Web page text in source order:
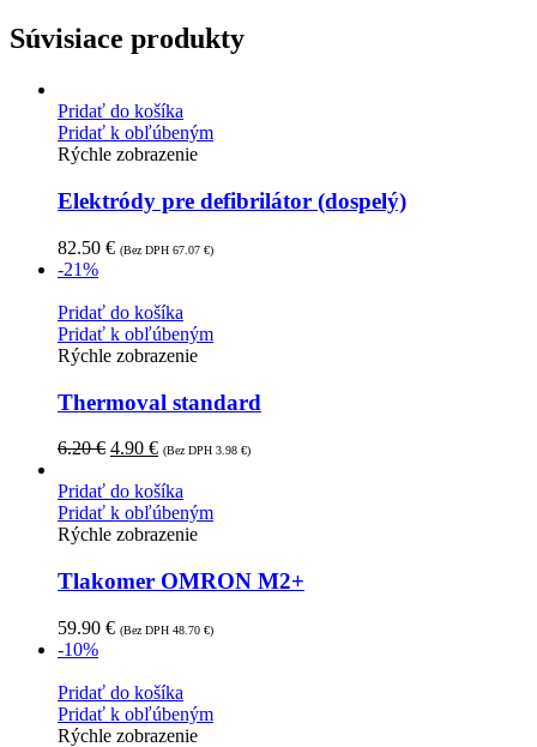
Súvisiace produkty
Pridať do košíka
Pridať k obľúbeným
Rýchle zobrazenie
Elektródy pre defibrilátor (dospelý)
82.50 € (Bez DPH 67.07 €)
-21%
Pridať do košíka
Pridať k obľúbeným
Rýchle zobrazenie
Thermoval standard
6.20€ 4.90 € (Bez DPH 3.98 €)
Pridať do košíka
Pridať k obľúbeným
Rýchle zobrazenie
Tlakomer OMRON M2+
59.90 € (Bez DPH 48.70 €)
-10%
Pridať do košíka
Pridať k obľúbeným
Rýchle zobrazenie